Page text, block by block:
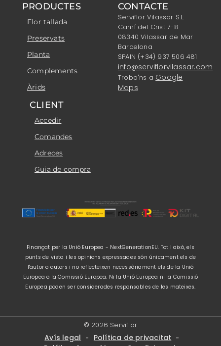
PRODUCTES
Flor tallada
Preservats
Planta
Complements
Àrids
CONTACTE
Serviflor Vilassar S.L.
Camí del Crist 7-8
08340 Vilassar de Mar
Barcelona
SPAIN (+34) 937 506 481
info@serviflorvilassar.com
Troba'ns a Google
Maps
CLIENT
Accedir
Comandes
Adreces
Guia de compra
Finançat per la Unió Europea - NextGenerationEU. Tot i això, els
punts de vista i les opinions expressades són únicament els de
l'autor o autors i no reflecteixen necessàriament els de la Unió
Europea o la Comissió Europea. Ni la Unió Europea ni la Comissió
Europea poden ser considerades responsables de les mateixes.
© 2026 Serviflor
Avís legal - Política de privacitat -